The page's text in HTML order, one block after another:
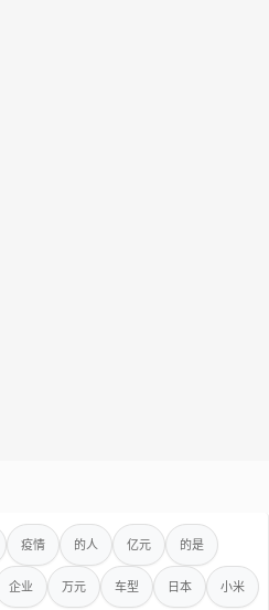
疫情 的人 亿元 的是
企业 万元 车型 日本 小米